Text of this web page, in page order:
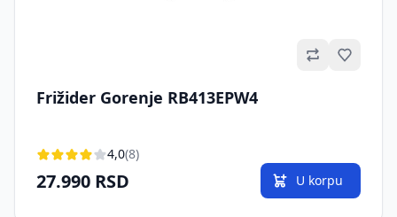
Frižider Gorenje RB413EPW4
4,0(8)
27.990 RSD U korpu